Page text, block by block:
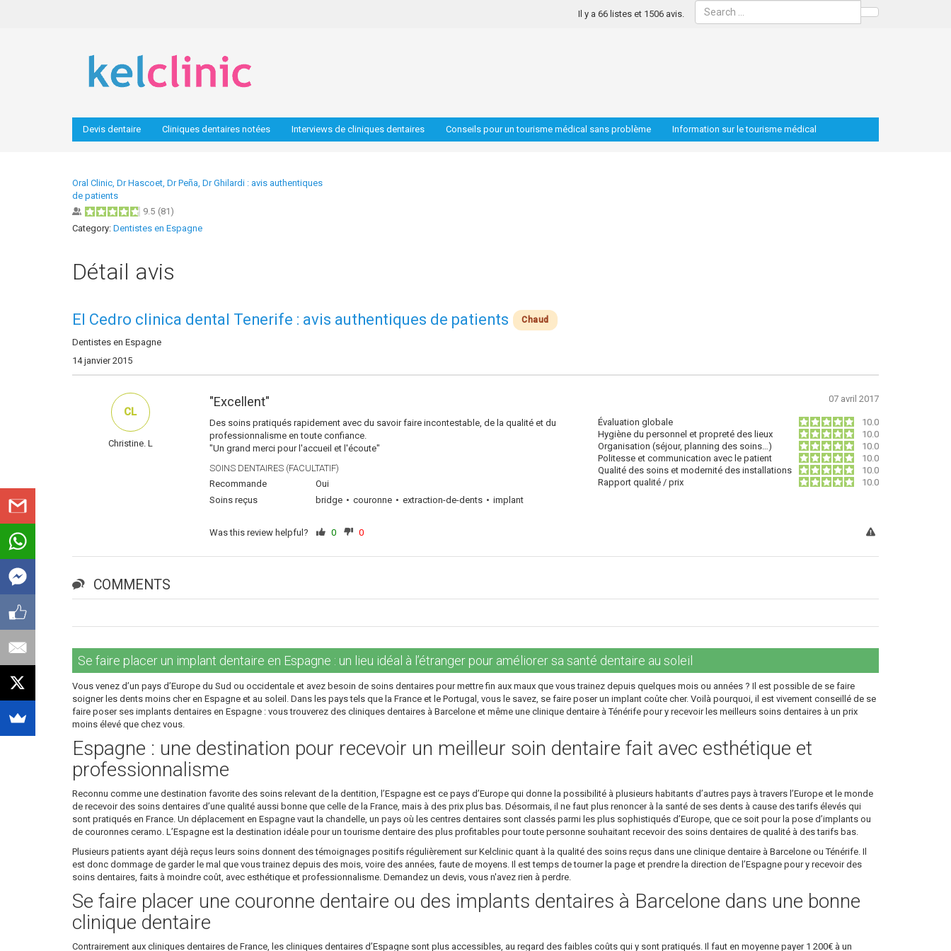
Search
Il y a 66 listes et 1506 avis.
Devis dentaire Cliniques dentaires notées Interviews de cliniques dentaires Conseils pour un tourisme médical sans problème Information sur le tourisme médical
Oral Clinic, Dr Hascoet, Dr Peña, Dr Ghilardi : avis authentiques
de patients
9.5 (81 )
Category: Dentistes en Espagne
Détail avis
El Cedro clinica dental Tenerife : avis authentiques de patients Chaud
Dentistes en Espagne
14 janvier 2015
"Excellent" 07 avril 2017
Évaluation globale
10.0
Hygiène du personnel et propreté des lieux
10.0
Organisation (séjour, planning des soins…)
10.0
Politesse et communication avec le patient
10.0
Qualité des soins et modernité des installations
10.0
Rapport qualité / prix
10.0
Des soins pratiqués rapidement avec du savoir faire incontestable, de la qualité et du
professionnalisme en toute confiance.
"Un grand merci pour l'accueil et l'écoute"
SOINS DENTAIRES (FACULTATIF)
Recommande
Oui
Soins reçus
bridge couronne extraction-de-dents implant
CL
Christine. L
Was this review helpful? 0 0
COMMENTS
Se faire placer un implant dentaire en Espagne : un lieu idéal à l’étranger pour améliorer sa santé dentaire au soleil
Vous venez d’un pays d’Europe du Sud ou occidentale et avez besoin de soins dentaires pour mettre fin aux maux que vous trainez depuis quelques mois ou années ? Il est possible de se faire
soigner les dents moins cher en Espagne et au soleil. Dans les pays tels que la France et le Portugal, vous le savez, se faire poser un implant coûte cher. Voilà pourquoi, il est vivement conseillé de se
faire poser ses implants dentaires en Espagne : vous trouverez des cliniques dentaires à Barcelone et même une clinique dentaire à Ténérife pour y recevoir les meilleurs soins dentaires à un prix
moins élevé que chez vous.
Espagne : une destination pour recevoir un meilleur soin dentaire fait avec esthétique et
professionnalisme
Reconnu comme une destination favorite des soins relevant de la dentition, l’Espagne est ce pays d’Europe qui donne la possibilité à plusieurs habitants d’autres pays à travers l’Europe et le monde
de recevoir des soins dentaires d’une qualité aussi bonne que celle de la France, mais à des prix plus bas. Désormais, il ne faut plus renoncer à la santé de ses dents à cause des tarifs élevés qui
sont pratiqués en France. Un déplacement en Espagne vaut la chandelle, un pays où les centres dentaires sont classés parmi les plus sophistiqués d’Europe, que ce soit pour la pose d’implants ou
de couronnes ceramo. L’Espagne est la destination idéale pour un tourisme dentaire des plus profitables pour toute personne souhaitant recevoir des soins dentaires de qualité à des tarifs bas.
Plusieurs patients ayant déjà reçus leurs soins donnent des témoignages positifs régulièrement sur Kelclinic quant à la qualité des soins reçus dans une clinique dentaire à Barcelone ou Ténérife. Il
est donc dommage de garder le mal que vous trainez depuis des mois, voire des années, faute de moyens. Il est temps de tourner la page et prendre la direction de l’Espagne pour y recevoir des
soins dentaires, faits à moindre coût, avec esthétique et professionnalisme. Demandez un devis, vous n'avez rien à perdre.
Se faire placer une couronne dentaire ou des implants dentaires à Barcelone dans une bonne
clinique dentaire
Contrairement aux cliniques dentaires de France, les cliniques dentaires d’Espagne sont plus accessibles, au regard des faibles coûts qui y sont pratiqués. Il faut en moyenne payer 1 200€ à un